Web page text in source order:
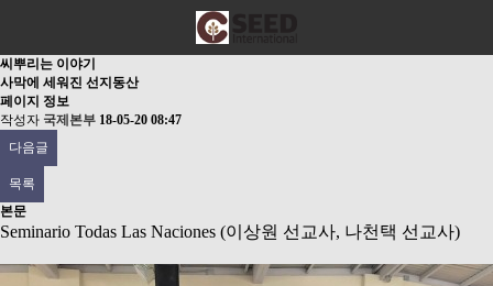
씨뿌리는 이야기
사막에 세워진 선지동산
페이지 정보
작성자 국제본부 18-05-20 08:47
다음글
목록
본문
Seminario Todas Las Naciones (이상원 선교사, 나천택 선교사)